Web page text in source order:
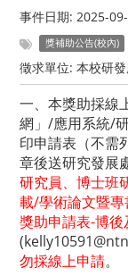
事件日期: 2025-
獎補助公告(校內)
徵求單位: 本校研
一、本獎助採線
網」/應用系統/
印申請表（不需
章後送研究發展
研究員、博士班
載/學術論文暨專
獎助申請表-博
(
勿採線上申請。